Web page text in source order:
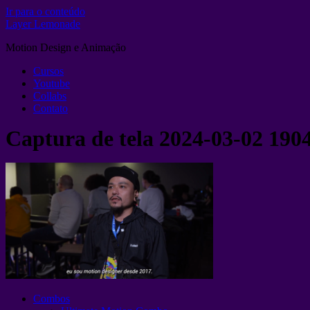
Ir para o conteúdo
Layer Lemonade
Motion Design e Animação
Cursos
Youtube
Collabs
Contato
Captura de tela 2024-03-02
Combos